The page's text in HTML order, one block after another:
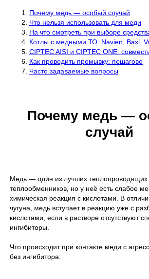
Почему медь — особый случай
Что нельзя использовать для меди
На что смотреть при выборе
Котлы с медными ТО: Navien, Baxi,
CIPTEC AISI и CIPTEC ONE:
Как проводить промывку: пошагово
Часто задаваемые вопросы
Почему медь —
случай
Медь — один из лучших теплопроводящих
теплообменников, но у неё есть слабое
химическая реакция с кислотами. В
чугуна, медь вступает в реакцию уже с
кислотами, если в растворе отсутствуют
ингибиторы.
Что происходит при контакте меди с
без ингибитора: